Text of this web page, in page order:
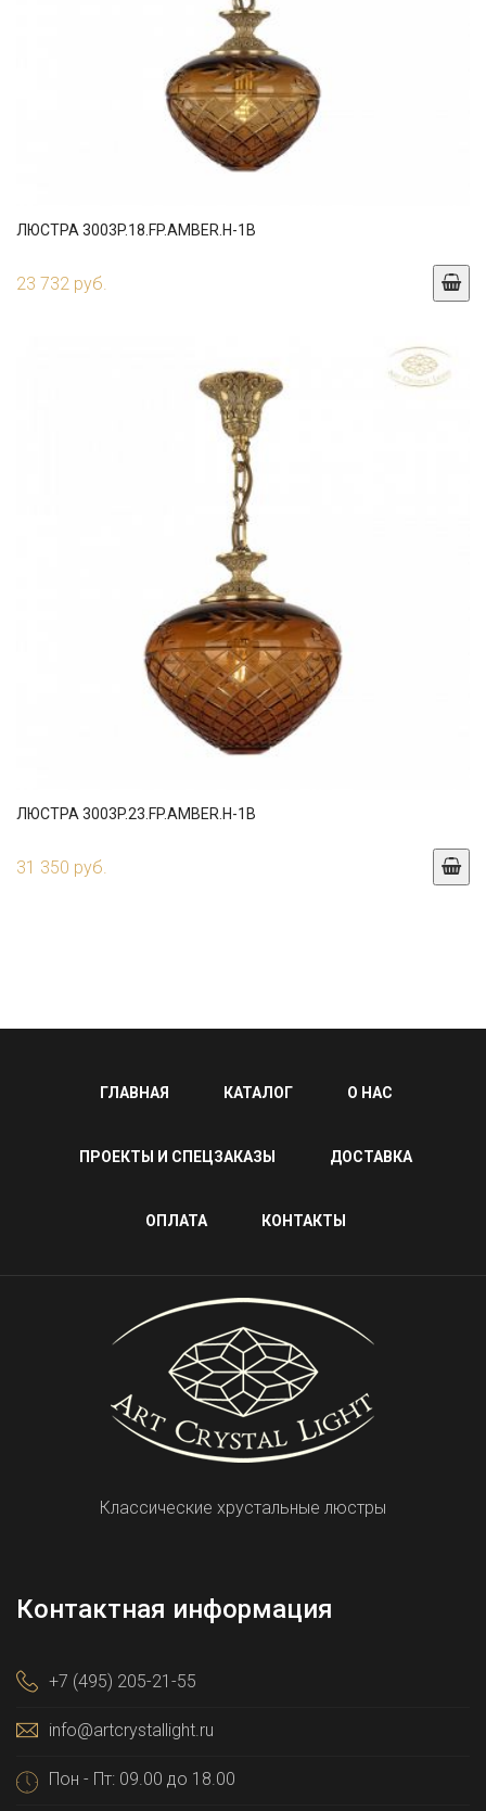
ЛЮСТРА 3003P.18.FP.AMBER.H-1B
23 732 руб.
ЛЮСТРА 3003P.23.FP.AMBER.H-1B
31 350 руб.
ГЛАВНАЯ КАТАЛОГ О НАС
ПРОЕКТЫ И СПЕЦЗАКАЗЫ ДОСТАВКА
ОПЛАТА КОНТАКТЫ
Классические хрустальные люстры
Контактная информация
+7 (495) 205-21-55
info@artcrystallight.ru
Пон - Пт: 09.00 до 18.00